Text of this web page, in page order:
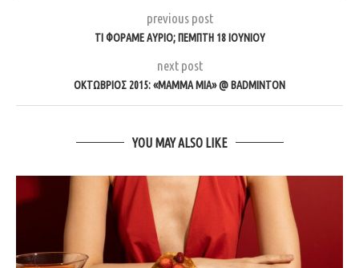
previous post
ΤΙ ΦΟΡΆΜΕ ΑΎΡΙΟ; ΠΈΜΠΤΗ 18 ΙΟΥΝΊΟΥ
next post
ΟΚΤΏΒΡΙΟΣ 2015: «MAMMA MIA» @ BADMINTON
YOU MAY ALSO LIKE